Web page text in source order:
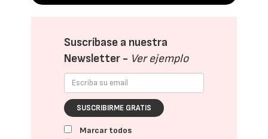
Suscríbase a nuestra
Newsletter - Ver ejemplo
SUSCRIBIRME GRATIS
Marcar todos